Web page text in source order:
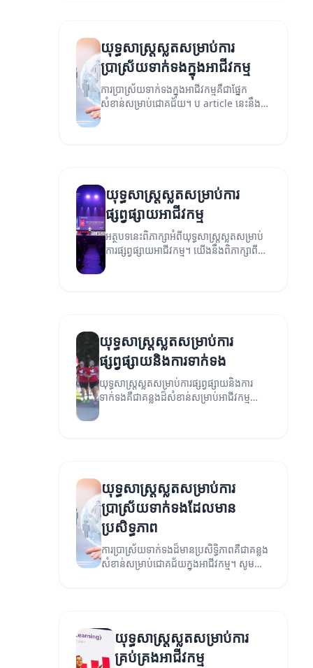
យុទ្ធសាស្ត្រស្លតសម្រាប់ការ
ប្រាស្រ័យទាក់ទងក្នុងអាជីវកម្ម
ការប្រាស្រ័យទាក់ទងក្នុងអាជីវកម្មគឺជាផ្នែក
សំខាន់សម្រាប់ជោគជ័យ។ ប article នេះនឹង
យុទ្ធសាស្ត្រស្លតសម្រាប់ការ
ផ្សព្វផ្សាយអាជីវកម្ម
អត្ថបទនេះពិភាក្សាអំពីយុទ្ធសាស្ត្រស្លតសម្រាប់
ការផ្សព្វផ្សាយអាជីវកម្ម។ យើងនឹងពិភាក្សាពី
យុទ្ធសាស្ត្រស្លតសម្រាប់ការ
ផ្សព្វផ្សាយនិងការទាក់ទង
យុទ្ធសាស្ត្រស្លតសម្រាប់ការផ្សព្វផ្សាយនិងការ
ទាក់ទងគឺជាគន្លងដ៏សំខាន់សម្រាប់អាជីវកម្ម
យុទ្ធសាស្ត្រស្លតសម្រាប់ការ
ប្រាស្រ័យទាក់ទងដែលមាន
ប្រសិទ្ធភាព
ការប្រាស្រ័យទាក់ទងដ៏មានប្រសិទ្ធិភាពគឺជាគន្លង
សំខាន់សម្រាប់ជោគជ័យក្នុងអាជីវកម្ម។ សូម
យុទ្ធសាស្ត្រស្លតសម្រាប់ការ
គ្រប់គ្រងអាជីវកម្ម